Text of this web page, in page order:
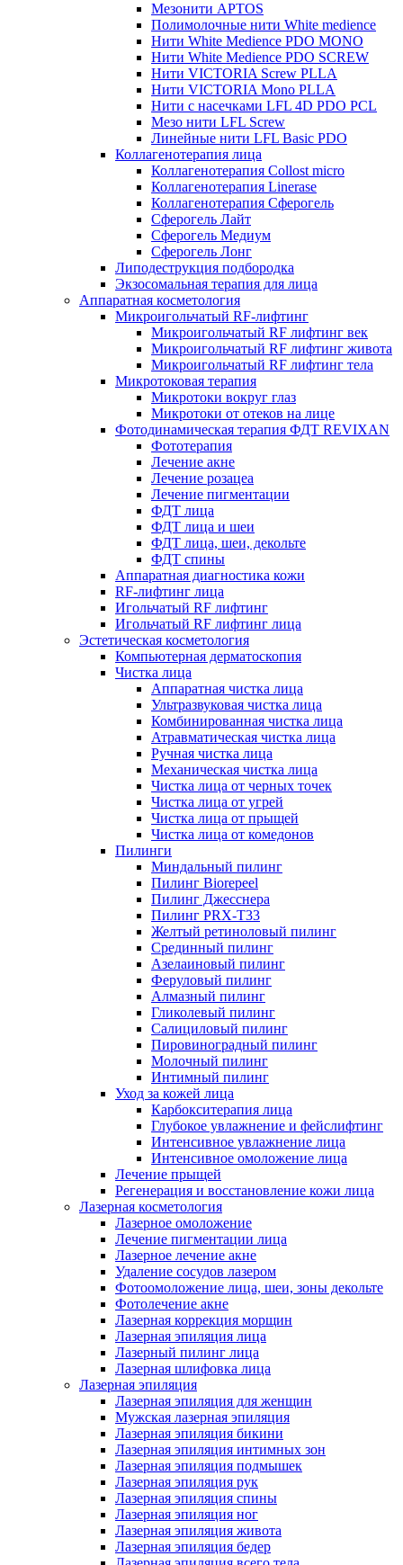
Мезонити APTOS
Полимолочные нити White medience
Нити White Medience PDO MONO
Нити White Medience PDO SCREW
Нити VICTORIA Screw PLLA
Нити VICTORIA Mono PLLA
Нити с насечками LFL 4D PDO PCL
Мезо нити LFL Screw
Линейные нити LFL Basic PDO
Коллагенотерапия лица
Коллагенотерапия Collost micro
Коллагенотерапия Linerase
Коллагенотерапия Сферогель
Сферогель Лайт
Сферогель Медиум
Сферогель Лонг
Липодеструкция подбородка
Экзосомальная терапия для лица
Аппаратная косметология
Микроигольчатый RF-лифтинг
Микроигольчатый RF лифтинг век
Микроигольчатый RF лифтинг живота
Микроигольчатый RF лифтинг тела
Микротоковая терапия
Микротоки вокруг глаз
Микротоки от отеков на лице
Фотодинамическая терапия ФДТ REVIXAN
Фототерапия
Лечение акне
Лечение розацеа
Лечение пигментации
ФДТ лица
ФДТ лица и шеи
ФДТ лица, шеи, декольте
ФДТ спины
Аппаратная диагностика кожи
RF-лифтинг лица
Игольчатый RF лифтинг
Игольчатый RF лифтинг лица
Эстетическая косметология
Компьютерная дерматоскопия
Чистка лица
Аппаратная чистка лица
Ультразвуковая чистка лица
Комбинированная чистка лица
Атравматическая чистка лица
Ручная чистка лица
Механическая чистка лица
Чистка лица от черных точек
Чистка лица от угрей
Чистка лица от прыщей
Чистка лица от комедонов
Пилинги
Миндальный пилинг
Пилинг Biorepeel
Пилинг Джесснера
Пилинг PRX-T33
Желтый ретиноловый пилинг
Срединный пилинг
Азелаиновый пилинг
Феруловый пилинг
Алмазный пилинг
Гликолевый пилинг
Салициловый пилинг
Пировиноградный пилинг
Молочный пилинг
Интимный пилинг
Уход за кожей лица
Карбокситерапия лица
Глубокое увлажнение и фейслифтинг
Интенсивное увлажнение лица
Интенсивное омоложение лица
Лечение прыщей
Регенерация и восстановление кожи лица
Лазерная косметология
Лазерное омоложение
Лечение пигментации лица
Лазерное лечение акне
Удаление сосудов лазером
Фотоомоложение лица, шеи, зоны декольте
Фотолечение акне
Лазерная коррекция морщин
Лазерная эпиляция лица
Лазерный пилинг лица
Лазерная шлифовка лица
Лазерная эпиляция
Лазерная эпиляция для женщин
Мужская лазерная эпиляция
Лазерная эпиляция бикини
Лазерная эпиляция интимных зон
Лазерная эпиляция подмышек
Лазерная эпиляция рук
Лазерная эпиляция спины
Лазерная эпиляция ног
Лазерная эпиляция живота
Лазерная эпиляция бедер